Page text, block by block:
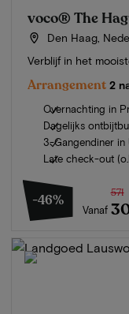
voco® The
Den Haag,
Verblijf in het
Arrangement 2
Overnachting in
Dagelijks
3-Gangendiner in
Late check-out
-46%
Vanaf
571